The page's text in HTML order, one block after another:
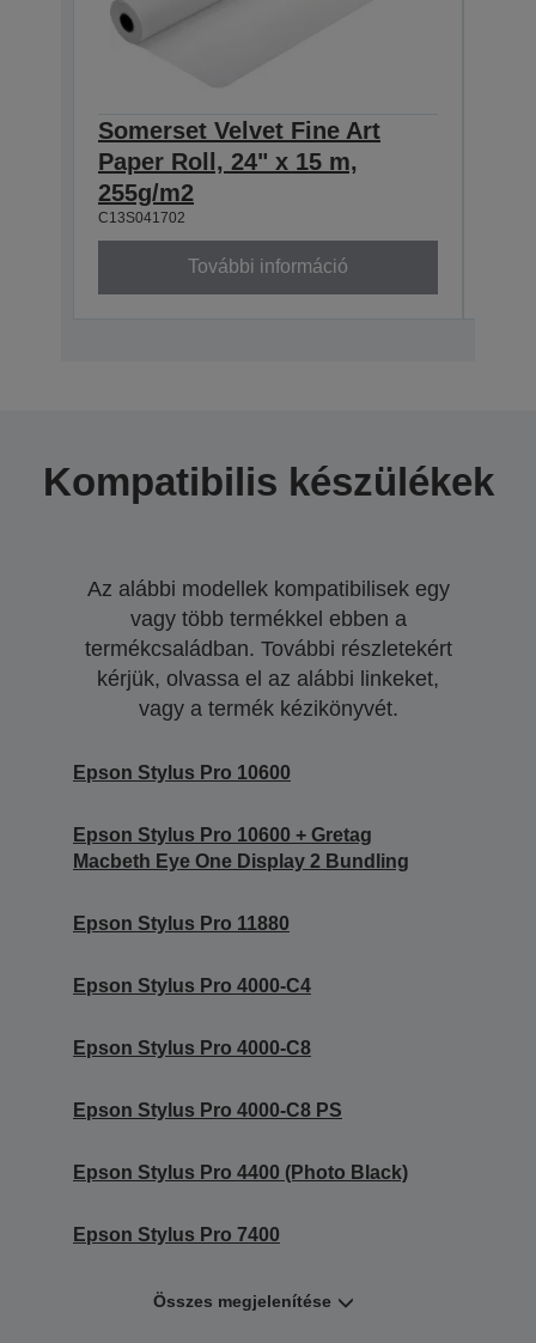
Somerset Velvet Fine Art
Paper Roll, 24" x 15 m,
255g/m2
C13S041702
További információ
Kompatibilis készülékek
Az alábbi modellek kompatibilisek egy
vagy több termékkel ebben a
termékcsaládban. További részletekért
kérjük, olvassa el az alábbi linkeket,
vagy a termék kézikönyvét.
Epson Stylus Pro 10600
Epson Stylus Pro 10600 + Gretag
Macbeth Eye One Display 2 Bundling
Epson Stylus Pro 11880
Epson Stylus Pro 4000-C4
Epson Stylus Pro 4000-C8
Epson Stylus Pro 4000-C8 PS
Epson Stylus Pro 4400 (Photo Black)
Epson Stylus Pro 7400
Összes megjelenítése